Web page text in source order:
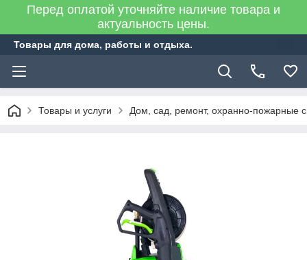
Перед оплатой уточняйте наличие товара и
актуальность цены.
Товары для дома, работы и отдыха.
Товары и услуги Дом, сад, ремонт, охранно-пожарные